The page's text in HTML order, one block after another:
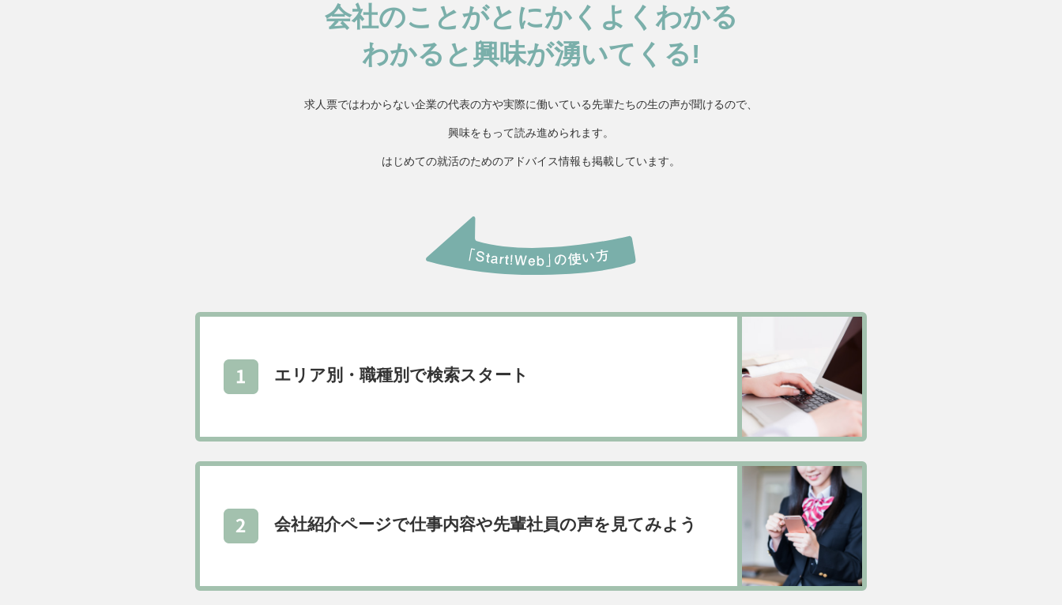
会社のことがとにかくよくわかる
わかると興味が湧いてくる!
求人票ではわからない企業の代表の方や実際に働いている先輩たちの生の声が聞けるので、
興味をもって読み進められます。
はじめての就活のためのアドバイス情報も掲載しています。
エリア別・職種別で検索スタート
会社紹介ページで仕事内容や先輩社員の声を見てみよう